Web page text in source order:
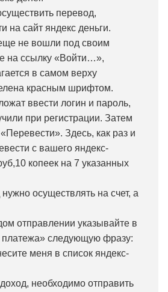
перевод,
на сайт яндекс деньги.
не вошли под своим
на ссылку «Войти…»,
в самом верху
красным шрифтом.
ввести логин и пароль,
при регистрации. Затем
Здесь, как раз и
с вашего яндекс-
копеек на 7 указанных
осуществлять на счет, а
отправлении указывайте в
платежа» следующую фразу:
меня в список яндекс-
необходимо отправить